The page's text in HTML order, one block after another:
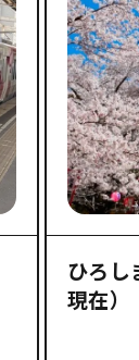
ひろし
現在）